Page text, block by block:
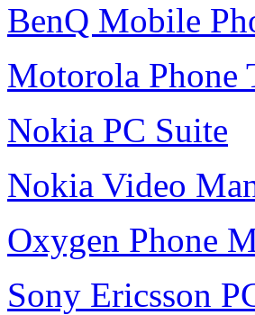
BenQ Mobile
Motorola Phone
Nokia PC Suite
Nokia Video
Oxygen Phone
Sony Ericsson